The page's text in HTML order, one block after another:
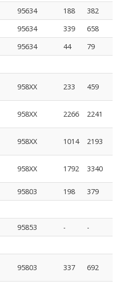
95634 188
382
95634 339
658
95634 44 79
958XX 233 459
958XX 2266 2241
958XX 1014 2193
958XX 1792 3340
95803 198 379
95853 - -
95803 337 692